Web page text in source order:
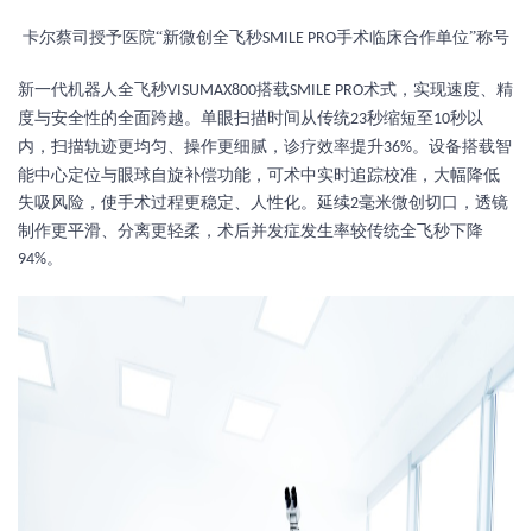
卡尔蔡司授予医院“新微创全飞秒SMILE PRO手术临床合作单位”称号
新一代机器人全飞秒VISUMAX800搭载SMILE PRO术式，实现速度、精
度与安全性的全面跨越。单眼扫描时间从传统23秒缩短至 10秒以
内，扫描轨迹更均匀、操作更细腻，诊疗效率提升36%。设备搭载智
能中心定位与眼球自旋补偿功能，可术中实时追踪校准，大幅降低
失吸风险，使手术过程更稳定、人性化。延续2毫米微创切口，透镜
制作更平滑、分离更轻柔，术后并发症发生率较传统全飞秒下降
94%。